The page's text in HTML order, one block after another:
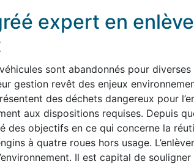
expert en
sont abandonnés pour
gestion revêt des enjeux
des déchets dangereux pour
aux dispositions requises. Depuis
des objectifs en ce qui concerne la
à quatre roues hors usage.
Il est capital de